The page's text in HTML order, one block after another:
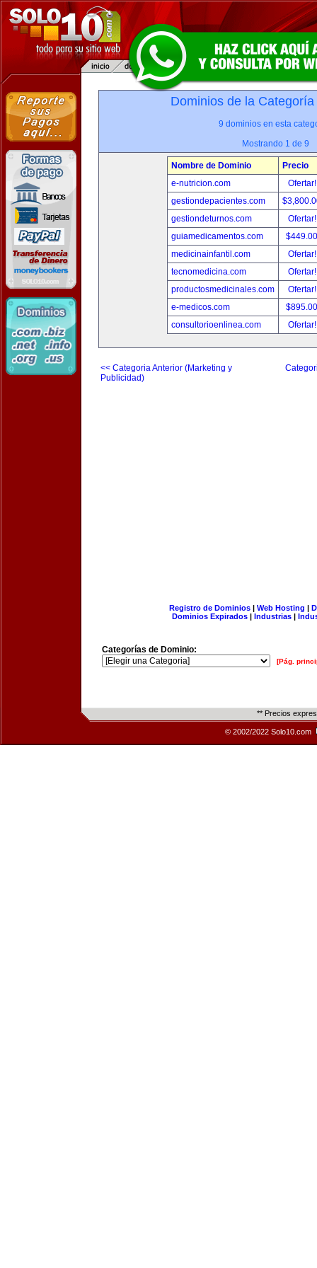
Dominios de la
9 dominios en esta
Mostrando 1 de 9
Nombre de Dominio
Precio
e-nutricion.com
gestiondepacientes.com
gestiondeturnos.com
guiamedicamentos.com
medicinainfantil.com
tecnomedicina.com
productosmedicinales.com
e-medicos.com
consultorioenlinea.com
<< Categoria Anterior (Marketing y
Publicidad)
Registro de Dominios| Web Hosting |
Dominios Expirados | Industrias |
Categorías de Dominio:
[Pág.
** Precios
© 2002/2022 Solo10.com